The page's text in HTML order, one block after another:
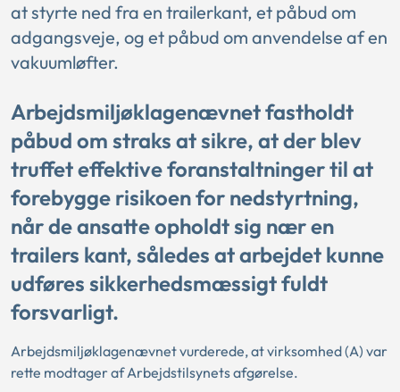
at styrte ned fra en trailerkant, et påbud om
adgangsveje, og et påbud om anvendelse af en
vakuumløfter.
Arbejdsmiljøklagenævnet fastholdt
påbud om straks at sikre, at der blev
truffet effektive foranstaltninger til at
forebygge risikoen for nedstyrtning,
når de ansatte opholdt sig nær en
trailers kant, således at arbejdet kunne
udføres sikkerhedsmæssigt fuldt
forsvarligt.
Arbejdsmiljøklagenævnet vurderede, at virksomhed (A) var
rette modtager af Arbejdstilsynets afgørelse.